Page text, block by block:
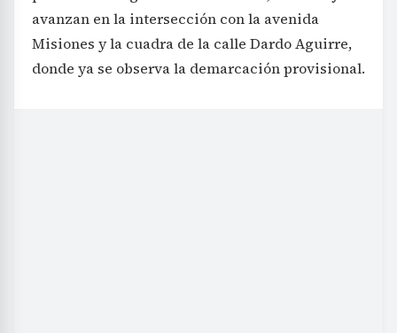
avanzan en la intersección con la avenida
Misiones y la cuadra de la calle Dardo Aguirre,
donde ya se observa la demarcación provisional.